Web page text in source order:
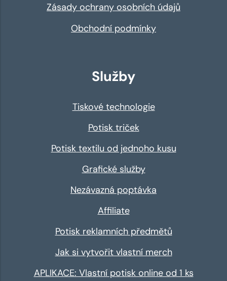
Zásady ochrany osobních údajů
Obchodní podmínky
Služby
Tiskové technologie
Potisk triček
Potisk textilu od jednoho kusu
Grafické služby
Nezávazná poptávka
Affiliate
Potisk reklamních předmětů
Jak si vytvořit vlastní merch
APLIKACE: Vlastní potisk online od 1 ks